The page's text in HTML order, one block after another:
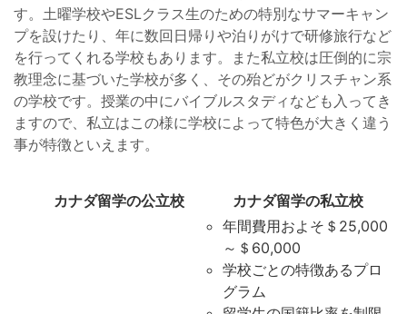
す。土曜学校やESLクラス生のための特別なサマーキャン
プを設けたり、年に数回日帰りや泊りがけで研修旅行など
を行ってくれる学校もあります。また私立校は圧倒的に宗
教理念に基づいた学校が多く、その殆どがクリスチャン系
の学校です。授業の中にバイブルスタディなども入ってき
ますので、私立はこの様に学校によって特色が大きく違う
事が特徴といえます。
カナダ留学の公立校 カナダ留学の私立校
年間費用およそ＄25,000
～＄60,000
学校ごとの特徴あるプロ
グラム